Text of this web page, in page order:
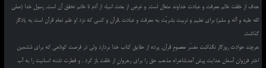
هدف از خلقت عالم معرفت و عبادت خداوند متعال است, و غرض از بعثت انبیاء از آدم تا خاتم تحقق آن است, رسول خدا (صلی
الله علیه و آله و سلم) برای تعلیم و تربیت بشریّت به معرفت و عبادت ,قرآن و کسی که نزد او علم تمام قرآن است به یادگار
گذاشت.
هرچند حوادث روزگار نگذاشت مفسّر معصومِ قرآن, پرده از حقایق کتاب خدا بردارد ولی در فرصت کوتاهی که برای ششمین
اختر فرزوان آسمان هدایت پیش آمد,شاهراه مذهب حق را برای رهروانِ از خلقت باز کرد , و فطرت تشنه انسانیت را به آب